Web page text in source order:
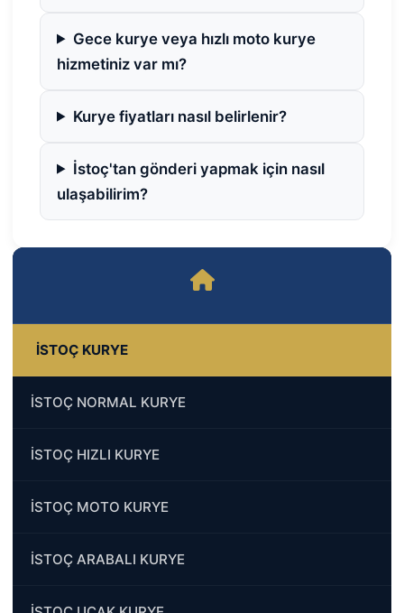
İSTOÇ KURYE
İSTOÇ NORMAL KURYE
İSTOÇ HIZLI KURYE
İSTOÇ MOTO KURYE
İSTOÇ ARABALI KURYE
Gece kurye veya hızlı moto kurye
hizmetiniz var mı?
Kurye fiyatları nasıl belirlenir?
İstoç'tan gönderi yapmak için nasıl
ulaşabilirim?